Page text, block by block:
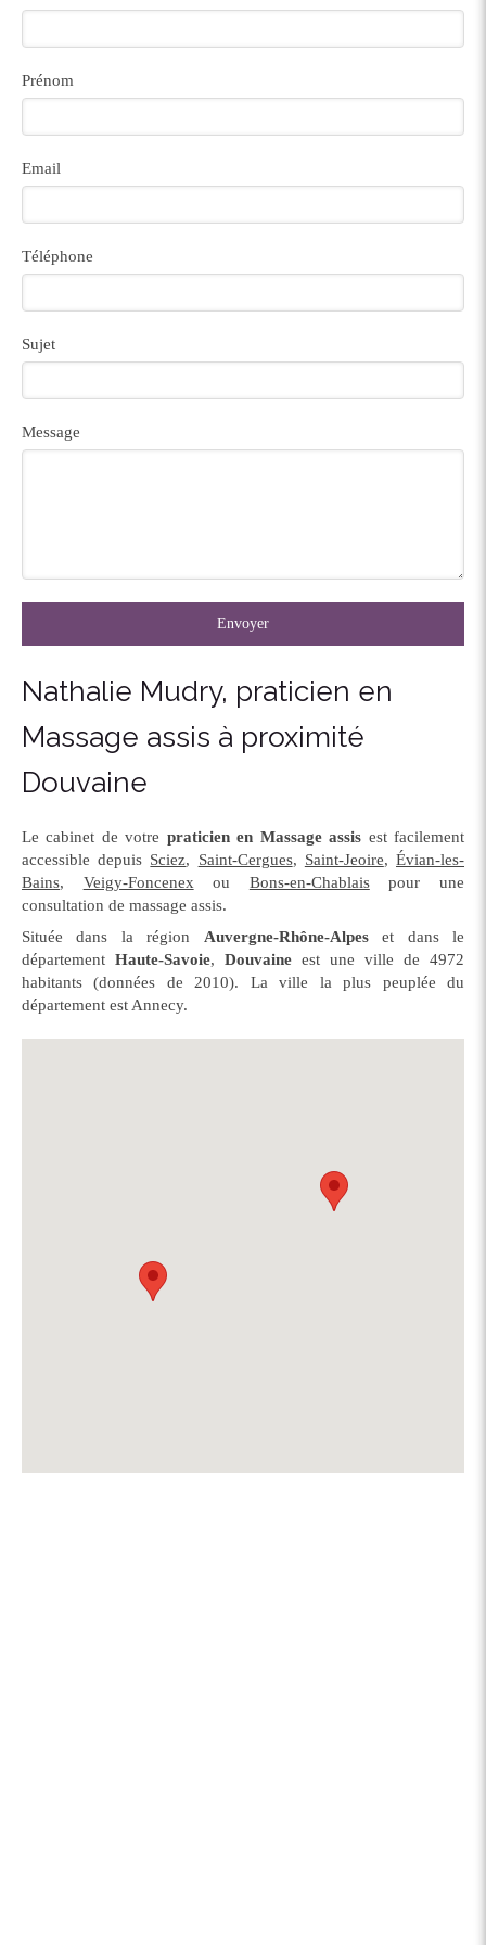
Prénom
Email
Téléphone
Sujet
Message
Envoyer
Nathalie Mudry, praticien en
Massage assis à proximité
Douvaine
Le cabinet de votre praticien en Massage assis est facilement
accessible depuis Sciez, Saint-Cergues, Saint-Jeoire,Évian-les-
Bains, Veigy-Foncenex ou Bons-en-Chablaispour une
consultation de massage assis.
Située dans la région Auvergne-Rhône-Alpeset dans le
département Haute-Savoie, Douvaine est une ville de 4972
habitants (données de 2010). La ville la plus peuplée du
département est Annecy.